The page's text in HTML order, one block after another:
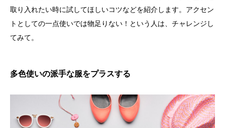
取り入れたい時に試してほしいコツなどを紹介します。アクセン
トとしての一点使いでは物足りない！という人は、チャレンジし
てみて。
多色使いの派手な服をプラスする